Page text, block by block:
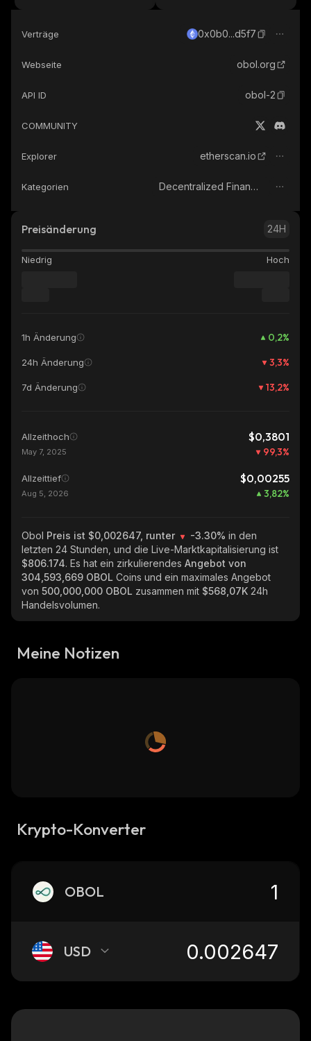
Verträge 0x0b0...d5f7
Webseite obol.org
API ID obol-2
COMMUNITY
Explorer etherscan.io
Kategorien Decentralized Finance (DeFi)
Preisänderung 24H
Niedrig Hoch
1h Änderung 0,2%
24h Änderung 3,3%
7d Änderung 13,2%
Allzeithoch $0,3801
May 7, 2025 99,3%
Allzeittief $0,00255
Aug 5, 2026 3,82%
Obol Preis ist $0,002647, runter -3.30% in den
letzten 24 Stunden, und die Live-Marktkapitalisierung ist
$806.174. Es hat ein zirkulierendes Angebot von
304,593,669 OBOL Coins und ein maximales Angebot
von 500,000,000 OBOL zusammen mit $568,07K 24h
Handelsvolumen.
Meine Notizen
Krypto-Konverter
OBOL
USD